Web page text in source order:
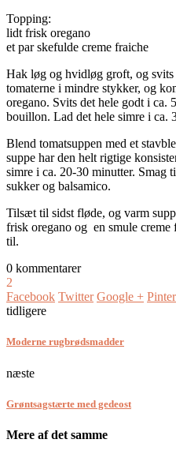
Topping:
lidt frisk oregano
et par skefulde creme fraiche
Hak løg og hvidløg groft, og
tomaterne i mindre stykker, og
oregano. Svits det hele godt i ca.
bouillon. Lad det hele simre i ca.
Blend tomatsuppen med et
suppe har den helt rigtige
simre i ca. 20-30 minutter. Smag
sukker og balsamico.
Tilsæt til sidst fløde, og varm
frisk oregano og en smule creme
til.
0 kommentarer
2
Facebook Twitter Google +
tidligere
Moderne rugbrødsmadder
næste
Grøntsagstærte med gedeost
Mere af det samme